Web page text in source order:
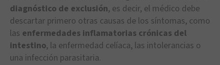
diagnóstico de exclusión, es decir, el médico debe
descartar primero otras causas de los síntomas, como
las enfermedades inflamatorias crónicas del
intestino, la enfermedad celíaca, las intolerancias o
una infección parasitaria.